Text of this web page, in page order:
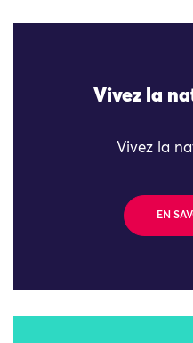
Vivez la
Vivez la
EN